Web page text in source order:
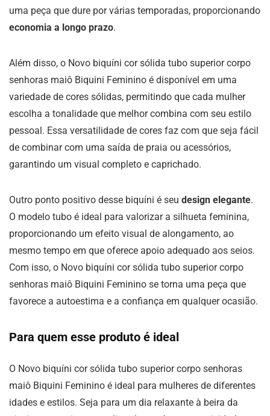
uma peça que dure por várias temporadas, proporcionando
economia a longo prazo.
Além disso, o Novo biquíni cor sólida tubo superior corpo
senhoras maiô Biquini Feminino é disponível em uma
variedade de cores sólidas, permitindo que cada mulher
escolha a tonalidade que melhor combina com seu estilo
pessoal. Essa versatilidade de cores faz com que seja fácil
de combinar com uma saída de praia ou acessórios,
garantindo um visual completo e caprichado.
Outro ponto positivo desse biquíni é seu design elegante.
O modelo tubo é ideal para valorizar a silhueta feminina,
proporcionando um efeito visual de alongamento, ao
mesmo tempo em que oferece apoio adequado aos seios.
Com isso, o Novo biquíni cor sólida tubo superior corpo
senhoras maiô Biquini Feminino se torna uma peça que
favorece a autoestima e a confiança em qualquer ocasião.
Para quem esse produto é ideal
O Novo biquíni cor sólida tubo superior corpo senhoras
maiô Biquini Feminino é ideal para mulheres de diferentes
idades e estilos. Seja para um dia relaxante à beira da